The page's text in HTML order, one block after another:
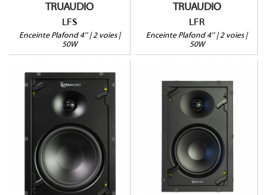
TRUAUDIO
LFS
Enceinte Plafond 4'' | 2 voies |
50W
TRUAUDIO
LFR
Enceinte Plafond 4'' | 2 voies |
50W
WP-8
150W@8Ω
Profondeur : 93mm
Vendue à l'unité
Garantie 5 ans
WP-6
120W@8Ω
Profondeur : 93mm
Vendue à l'unité
Garantie 5 ans